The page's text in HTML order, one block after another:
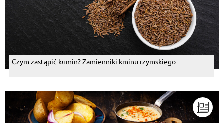
Czym zastąpić kumin? Zamienniki kminu rzymskiego